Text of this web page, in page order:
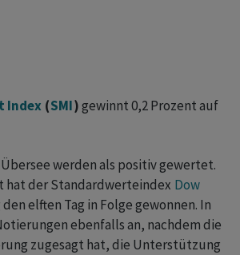
Index (SMI)gewinnt 0,2 Prozent auf
Übersee werden als positiv gewertet.
hat der Standardwerteindex Dow
elften Tag in Folge gewonnen. In
ebenfalls an, nachdem die
zugesagt hat, die Unterstützung